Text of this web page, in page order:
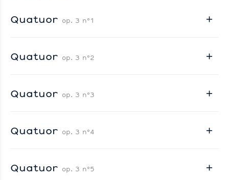
Quatuor op. 3 n°1
Quatuor op. 3 n°2
Quatuor op. 3 n°3
Quatuor op. 3 n°4
Quatuor op. 3 n°5